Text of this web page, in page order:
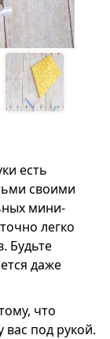
есть
своими
мини-
легко
Будьте
даже
что
вас под рукой.